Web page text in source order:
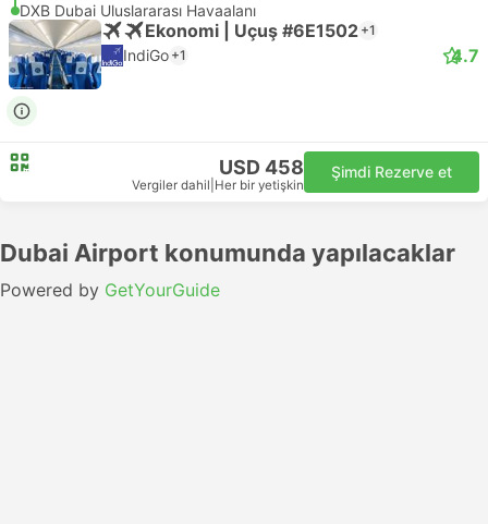
DXB Dubai Uluslararası Havaalanı
Ekonomi | Uçuş #6E1502 +1
IndiGo +1 4.7
USD 458
Vergiler dahil Her bir yetişkin
Şimdi Rezerve et
Dubai Airport konumunda yapılacaklar
Powered by GetYourGuide